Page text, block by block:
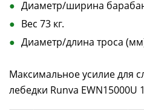
Диаметр/ширина
Вес 73 кг.
Диаметр/длина троса
Максимальное усилие для
лебедки Runva EWN15000U